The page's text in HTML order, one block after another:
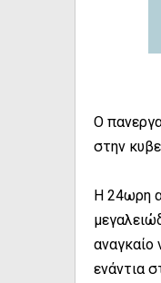
Ο
στην
Η 24ωρη
αναγκαίο
ενάντια